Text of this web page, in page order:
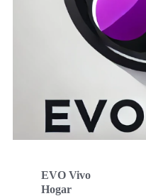
EVO Vivo
Hogar